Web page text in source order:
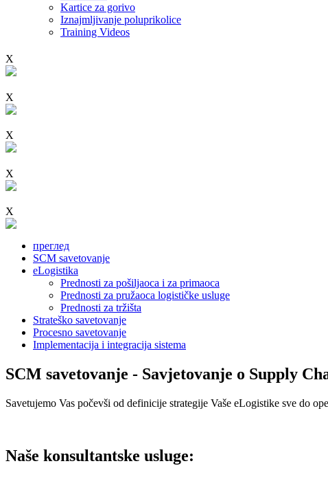
Kartice za gorivo
Iznajmljivanje poluprikolice
Training Videos
X
X
X
X
X
преглед
SCM savetovanje
eLogistika
Prednosti za pošiljaoca i za primaoca
Prednosti za pružaoca logističke usluge
Prednosti za tržišta
Strateško savetovanje
Procesno savetovanje
Implementacija i integracija sistema
SCM savetovanje - Savjetovanje o Supply
Savetujemo Vas počevši od definicije strategije Vaše eLogistike sve do
Naše konsultantske usluge: